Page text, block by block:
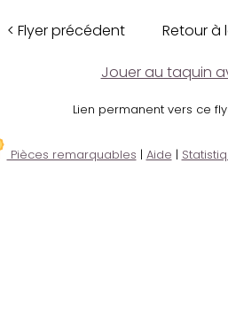
< Flyer précédent Retour à
Jouer au taquin
Lien permanent vers ce
Pièces remarquables | Aide |